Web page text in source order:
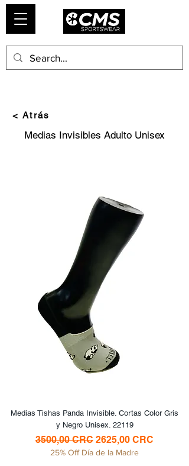
< Atrás
Medias Invisibles Adulto Unisex
Medias Tishas Panda Invisible. Cortas Color Gris
y Negro Unisex. 22119
Precio
3500,00 CRC Precio de oferta
2625,00 CRC
25% Off Día de la Madre